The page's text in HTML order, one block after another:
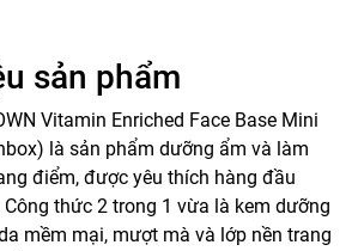
sản phẩm
Vitamin Enriched Face Base Mini
là sản phẩm dưỡng ẩm và làm
điểm, được yêu thích hàng đầu
thức 2 trong 1 vừa là kem dưỡng
mềm mại, mượt mà và lớp nền trang